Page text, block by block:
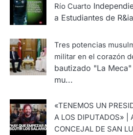
Río Cuarto
a Estudiantes de
Tres potencias
militar en el corazón
bautizado "La
mu...
«TENEMOS UN
A LOS DIPUTADOS» |
CONCEJAL DE SAN